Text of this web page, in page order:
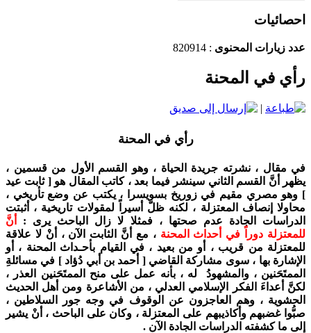
احصائيات
عدد زيارات المحنوى : 820914
رأي في المحنة
|
رأي في المحنة
في مقال ، نشرته جريدة الحياة ، وهو القسم الأول من قسمين ،
يظهر أنَّ القسم الثاني سينشر فيما بعد ، كاتب المقال هو [ ثابت عيد
] وهو مصري مقيم في زوريخ بسويسرا ، يكتب عن وضع تأريخي ،
محاولا إنصاف المعتزلة ، لكنه ظلّ أسيراً لمقولات تاريخية ، أثبتت
الدراسات الجادة عدم صحتها ، فمثلا لا زال الباحث يرى :
أنَّ
للمعتزلة دوراً في أحداث المحنة، مع أنَّ الثابت الآن ، أنْ لا علاقة
للمعتزلة من قريب ، أو من بعيد ، في القيام بأحـداث المحنة ، أو
الإشارة بها ، سوى مشاركة القاضي [ أحمد بن أبي دُؤاد ] في مسائلةِ
الممتَحَنين ، والمشهودُ له ، بأنه عمل على منح الممتَحَنين العذر ،
لكنَّ أعداءَ الفكر الإسلامي العدلي ، من الأشاعرة ومن أهل الحديث
الحشوية ، وهم العاجزون عن الوقوف في وجه جور السلاطين ،
صبُّوا غضبهم وأكاذيبهم على المعتزلة ، وكان على الباحث ، أنْ يشير
إلى ما كشفته الدراسات الجادة الآن .